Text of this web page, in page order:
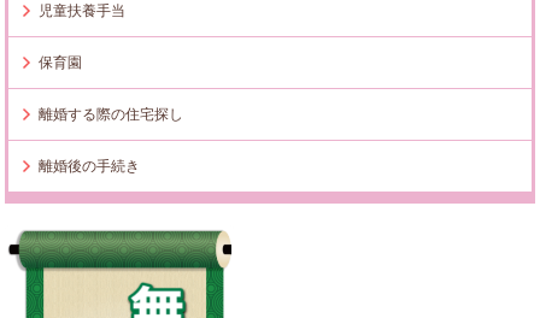
児童扶養手当
保育園
離婚する際の住宅探し
離婚後の手続き